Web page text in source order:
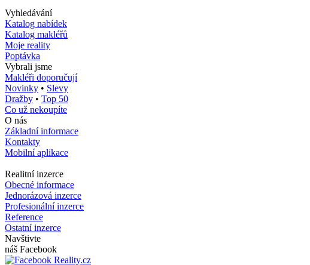
Vyhledávání
Katalog nabídek
Katalog makléřů
Moje reality
Poptávka
Vybrali jsme
Makléři doporučují
Novinky • Slevy
Dražby • Top 50
Co už nekoupíte
O nás
Základní informace
Kontakty
Mobilní aplikace
Realitní inzerce
Obecné informace
Jednorázová inzerce
Profesionální inzerce
Reference
Ostatní inzerce
Navštivte
náš Facebook